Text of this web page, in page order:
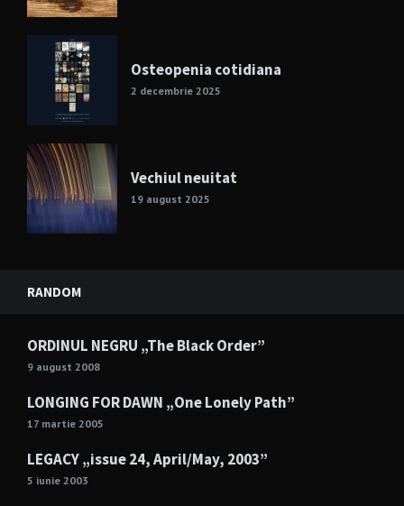
Osteopenia cotidiana
2 decembrie 2025
Vechiul neuitat
19 august 2025
RANDOM
ORDINUL NEGRU „The Black Order”
9 august 2008
LONGING FOR DAWN „One Lonely Path”
17 martie 2005
LEGACY „issue 24, April/May, 2003”
5 iunie 2003